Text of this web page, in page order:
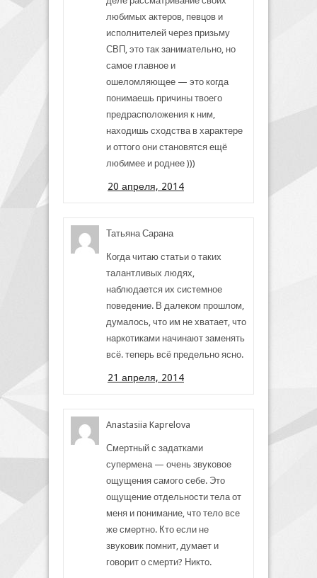
любимых актеров, певцов и
исполнителей через призьму
СВП, это так занимательно, но
самое главное и
ошеломляющее — это когда
понимаешь причины твоего
предрасположения к ним,
находишь сходства в характере
и оттого они становятся ещё
любимее и роднее )))
20 апреля, 2014
Татьяна Сарана
Когда читаю статьи о таких
талантливых людях,
наблюдается их системное
поведение. В далеком прошлом,
думалось, что им не хватает, что
наркотиками начинают заменять
всё. теперь всё предельно ясно.
21 апреля, 2014
Anastasiia Kaprelova
Смертный с задатками
супермена — очень звуковое
ощущения самого себе. Это
ощущение отдельности тела от
меня и понимание, что тело все
же смертно. Кто если не
звуковик помнит, думает и
говорит о смерти? Никто.